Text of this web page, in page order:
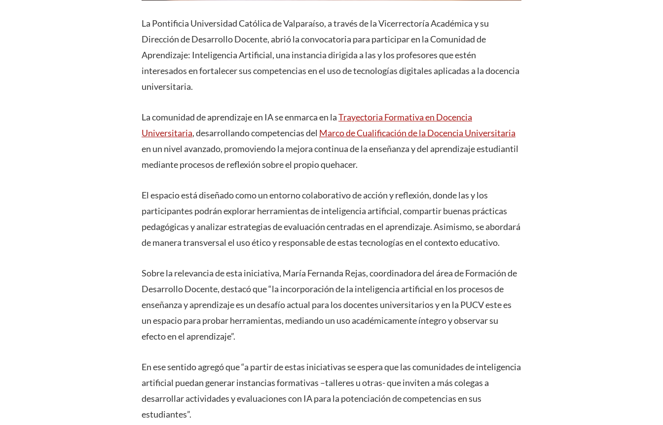
La Pontificia Universidad Católica de Valparaíso, a través de la Vicerrectoría Académica y su
Dirección de Desarrollo Docente, abrió la convocatoria para participar en la Comunidad de
Aprendizaje: Inteligencia Artificial, una instancia dirigida a las y los profesores que estén
interesados en fortalecer sus competencias en el uso de tecnologías digitales aplicadas a la docencia
universitaria.
La comunidad de aprendizaje en IA se enmarca en laTrayectoria Formativa en Docencia
Universitaria, desarrollando competencias del Marco de Cualificación de la Docencia Universitaria
en un nivel avanzado, promoviendo la mejora continua de la enseñanza y del aprendizaje estudiantil
mediante procesos de reflexión sobre el propio quehacer.
El espacio está diseñado como un entorno colaborativo de acción y reflexión, donde las y los
participantes podrán explorar herramientas de inteligencia artificial, compartir buenas prácticas
pedagógicas y analizar estrategias de evaluación centradas en el aprendizaje. Asimismo, se abordará
de manera transversal el uso ético y responsable de estas tecnologías en el contexto educativo.
Sobre la relevancia de esta iniciativa, María Fernanda Rejas, coordinadora del área de Formación de
Desarrollo Docente, destacó que “la incorporación de la inteligencia artificial en los procesos de
enseñanza y aprendizaje es un desafío actual para los docentes universitarios y en la PUCV este es
un espacio para probar herramientas, mediando un uso académicamente íntegro y observar su
efecto en el aprendizaje”.
En ese sentido agregó que “a partir de estas iniciativas se espera que las comunidades de inteligencia
artificial puedan generar instancias formativas –talleres u otras- que inviten a más colegas a
desarrollar actividades y evaluaciones con IA para la potenciación de competencias en sus
estudiantes”.